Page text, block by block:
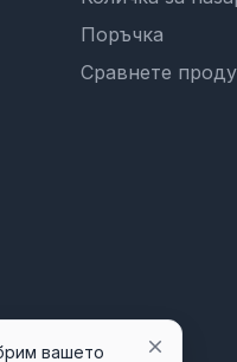
Поръчка
Сравнете
close
вашето